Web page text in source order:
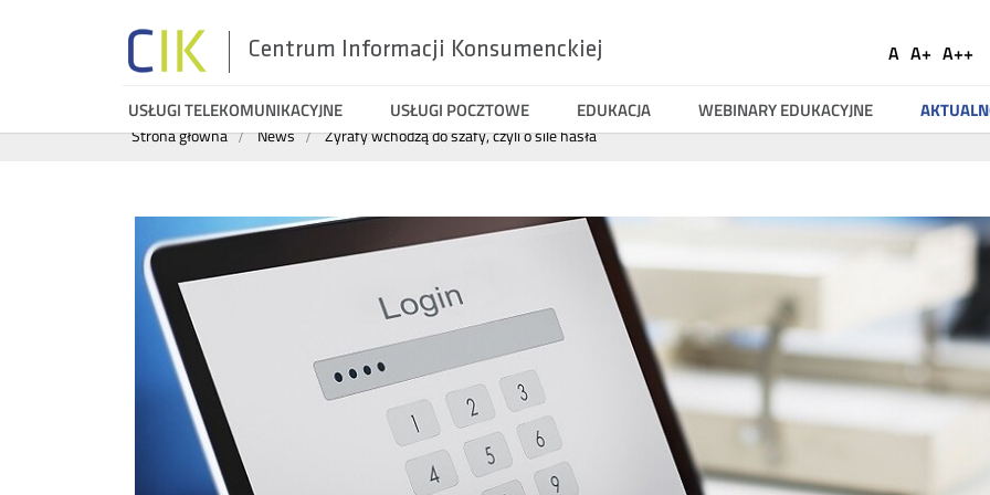
Centrum Informacji Konsumenckiej A A+ A++
Menu
USŁUGI TELEKOMUNIKACYJNE USŁUGI POCZTOWE EDUKACJA WEBINARY EDUKACYJNE
Wyszukiwarka
Strona główna News Żyrafy wchodzą do szafy, czyli o sile hasła